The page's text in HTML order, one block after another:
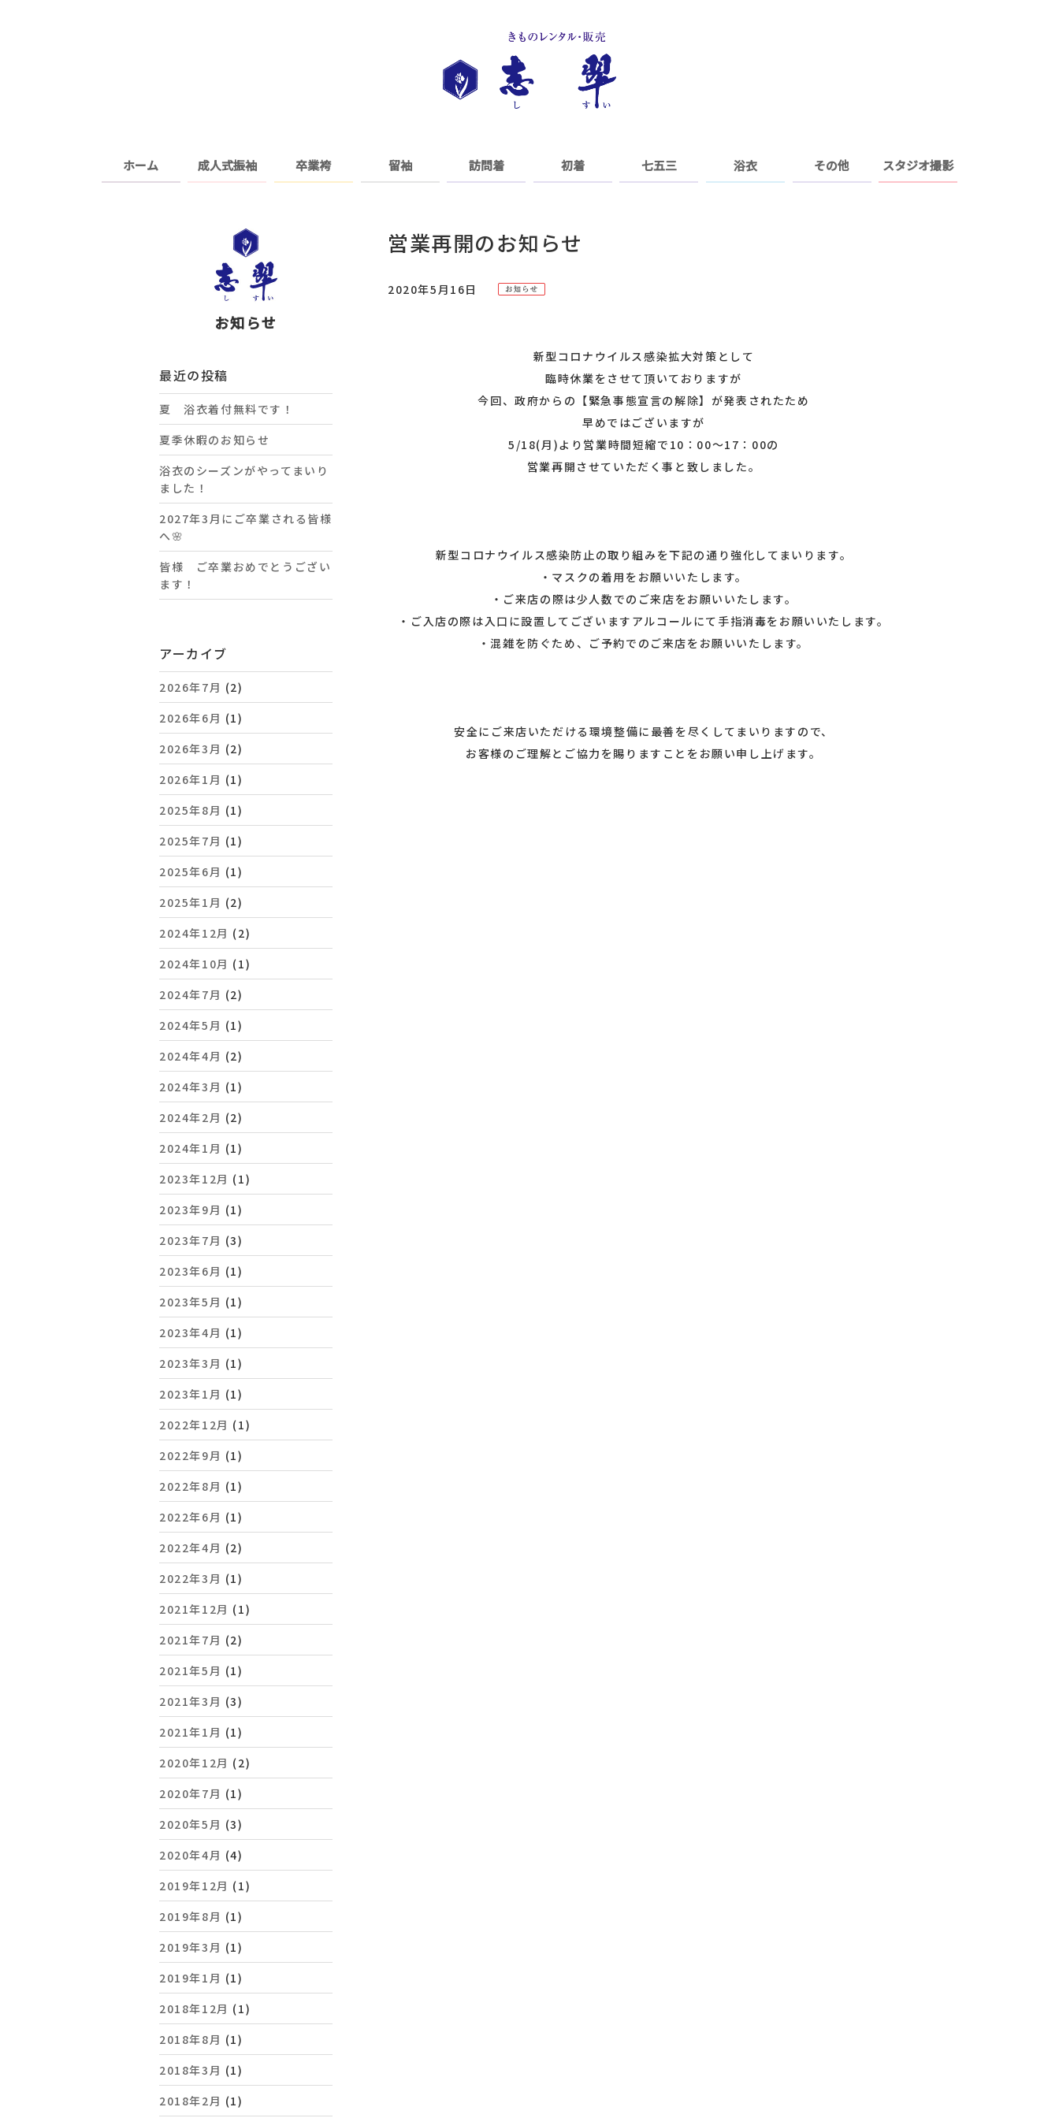
ホーム 成人式振袖 卒業袴 留袖 訪問着 初着 七五三 浴衣 その他 スタジオ撮影
営業再開のお知らせ
2020年5月16日
新型コロナウイルス感染拡大対策として
臨時休業をさせて頂いておりますが
今回、政府からの【緊急事態宣言の解除】が発表されたため
早めではございますが
5/18(月)より営業時間短縮で10：00～17：00の
営業再開させていただく事と致しました。
新型コロナウイルス感染防止の取り組みを下記の通り強化してまいります。
・マスクの着用をお願いいたします。
・ご来店の際は少人数でのご来店をお願いいたします。
・ご入店の際は入口に設置してございますアルコールにて手指消毒をお願いいたします。
・混雑を防ぐため、ご予約でのご来店をお願いいたします。
安全にご来店いただける環境整備に最善を尽くしてまいりますので、
お客様のご理解とご協力を賜りますことをお願い申し上げます。
お知らせ
最近の投稿
夏 浴衣着付無料です！
夏季休暇のお知らせ
浴衣のシーズンがやってまいり
ました！
2027年3月にご卒業される皆様
へ🌸
皆様 ご卒業おめでとうござい
ます！
アーカイブ
2026年7月 (2)
2026年6月 (1)
2026年3月 (2)
2026年1月 (1)
2025年8月 (1)
2025年7月 (1)
2025年6月 (1)
2025年1月 (2)
2024年12月 (2)
2024年10月 (1)
2024年7月 (2)
2024年5月 (1)
2024年4月 (2)
2024年3月 (1)
2024年2月 (2)
2024年1月 (1)
2023年12月 (1)
2023年9月 (1)
2023年7月 (3)
2023年6月 (1)
2023年5月 (1)
2023年4月 (1)
2023年3月 (1)
2023年1月 (1)
2022年12月 (1)
2022年9月 (1)
2022年8月 (1)
2022年6月 (1)
2022年4月 (2)
2022年3月 (1)
2021年12月 (1)
2021年7月 (2)
2021年5月 (1)
2021年3月 (3)
2021年1月 (1)
2020年12月 (2)
2020年7月 (1)
2020年5月 (3)
2020年4月 (4)
2019年12月 (1)
2019年8月 (1)
2019年3月 (1)
2019年1月 (1)
2018年12月 (1)
2018年8月 (1)
2018年3月 (1)
2018年2月 (1)